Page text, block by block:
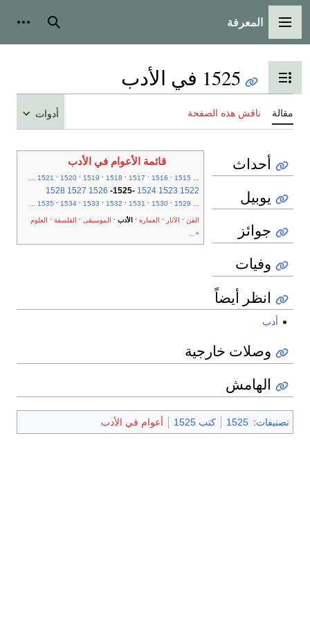
القائمة الرئيسية
المعرفة بحث
تبديل عرض جدول المحتويات
1525 في الأدب
مقالة ناقش هذه الصفحة أدوات
قائمة الأعوام في الأدب
...
1515
1516
1517
1518
1519
1520
1521
...
1522
1523
1524
-
1525
-
1526
1527
1528
...
1529
1530
1531
1532
1533
1534
1535
...
الفن الآثار العمارة الأدب الموسيقى الفلسفة
العلوم
+...
أحداث
يوبيل
جوائز
وفيات
انظر أيضاً
أدب
وصلات خارجية
الهامش
تصنيفات:
1525 كتب 1525 أعوام في الأدب